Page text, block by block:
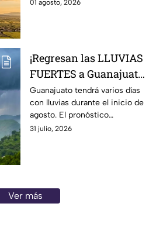
01 agosto, 2026
¡Regresan las LLUVIAS
FUERTES a Guanajuato!
Pronostican varios
días con chubascos y
tormentas del 1 al 4 de
AGOSTO: esto se espera
Guanajuato tendrá varios días
con lluvias durante el inicio de
agosto. El pronóstico
contempla chubascos fuertes,
31 julio, 2026
Ver más